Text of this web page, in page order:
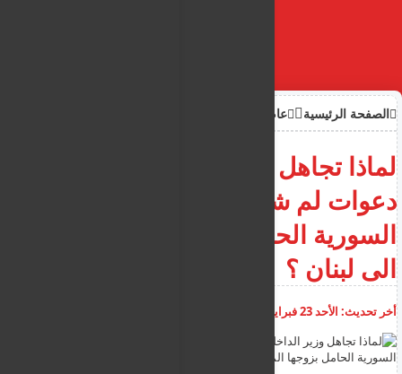
الصفحة الرئيسية عام
لماذا تجاهل وزير الداخلية الاسبق
دعوات لم شمل طالبة اللجوء
السورية الحامل بزوجها المبعد
الى لبنان ؟
أخر تحديث: الأحد 23 فبراير 2025